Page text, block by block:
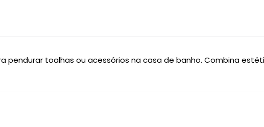
pendurar toalhas ou acessórios na casa de banho. Combina